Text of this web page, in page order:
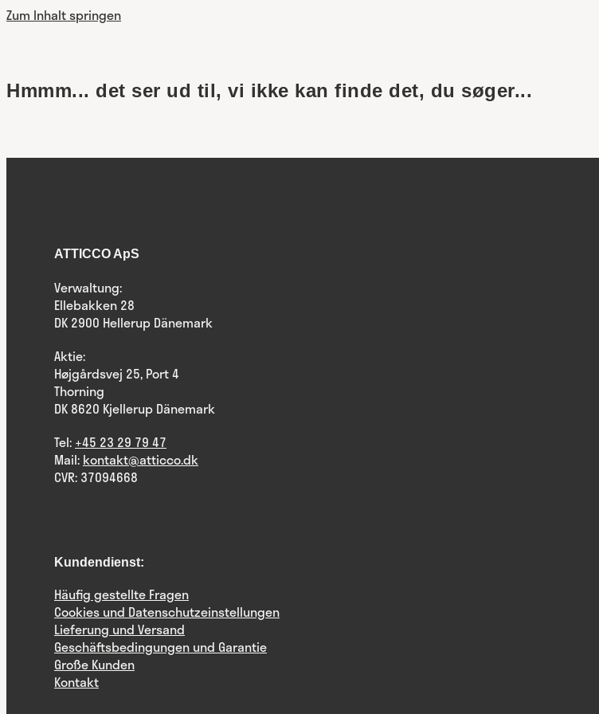
Zum Inhalt springen
Hmmm... det ser ud til, vi ikke kan finde det, du søger...
ATTICCO ApS
Verwaltung:
Ellebakken 28
DK 2900 Hellerup Dänemark
Aktie:
Højgårdsvej 25, Port 4
Thorning
DK 8620 Kjellerup Dänemark
Tel: +45 23 29 79 47
Mail: kontakt@atticco.dk
CVR: 37094668
Kundendienst:
Häufig gestellte Fragen
Cookies und Datenschutzeinstellungen
Lieferung und Versand
Geschäftsbedingungen und Garantie
Große Kunden
Kontakt